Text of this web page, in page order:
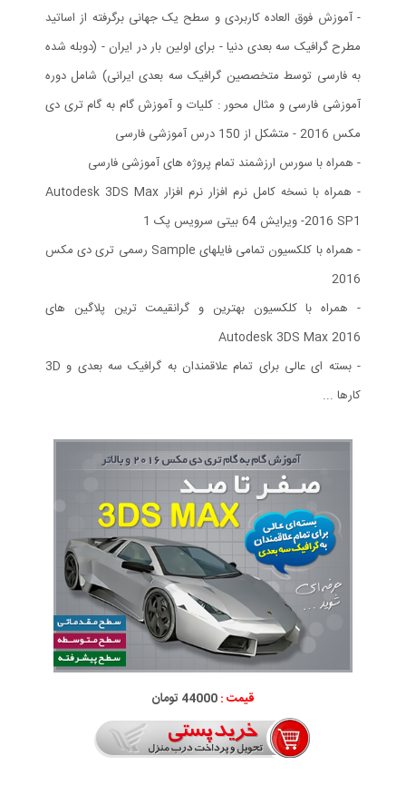
- آموزش فوق العاده کاربردی و سطح یک جهانی برگرفته از اساتید
مطرح گرافیک سه بعدی دنیا - برای اولین بار در ایران - (دوبله شده
به فارسی توسط متخصصین گرافیک سه بعدی ایرانی) شامل دوره
آموزشی فارسی و مثال محور : کلیات و آموزش گام به گام تری دی
مکس 2016 - متشکل از 150 درس آموزشی فارسی
- همراه با سورس ارزشمند تمام پروژه های آموزشی فارسی
- همراه با نسخه کامل نرم افزار نرم افزار Autodesk 3DS Max
2016 SP1- ویرایش 64 بیتی سرویس پک 1
- همراه با کلکسیون تمامی فایلهای Sample رسمی تری دی مکس
2016
- همراه با کلکسیون بهترین و گرانقیمت ترین پلاگین های
Autodesk 3DS Max 2016
- بسته ای عالی برای تمام علاقمندان به گرافیک سه بعدی و 3D
کارها ...
قیمت :44000 تومان